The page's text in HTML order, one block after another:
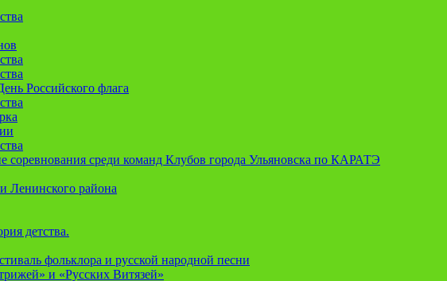
Российского флага
соревнования среди команд Клубов города Ульяновска по КАРАТЭ
Ленинского района
детства.
фольклора и русской народной песни
и «Русских Витязей»